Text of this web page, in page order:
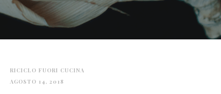
RICICLO FUORI CUCINA
AGOSTO 14, 2018